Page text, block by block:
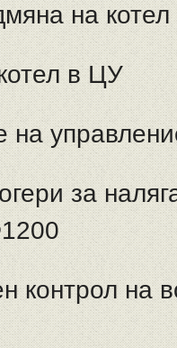
на
в ЦУ
на
за
контрол на